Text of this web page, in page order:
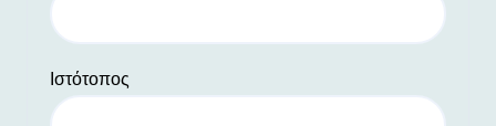
Ιστότοπος